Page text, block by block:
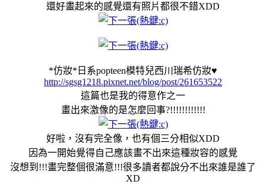
還好畫起來的感覺還有照片都很不錯XDD
*仿妝*日系popteen模特兒西川瑞希仿妝♥
http://sgsg1218.pixnet.net/blog/post/261653522
這篇也是我的得意作之一
畫出來激像的是怎麼回事?!!!!!!!!!!!!
好啦，沒有完全像，也有個三分相似XDD
因為一開始覺得自己應該畫不出來這種妝容的感覺
沒想到!!!畫完整個很滿意!!!很多讀者都說分不出來誰是誰了
XD